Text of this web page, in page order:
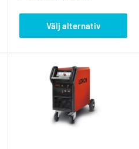
Välj alternativ